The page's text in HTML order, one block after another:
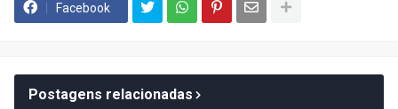
Facebook
Postagens relacionadas